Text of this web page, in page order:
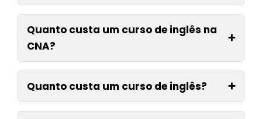
Quanto custa um curso de inglês na
CNA?
➕
Quanto custa um curso de inglês? ➕